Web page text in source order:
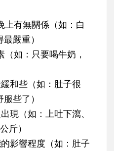
上有無關係（如：白
嚴重）
如：只要喝牛奶，
和些（如：肚子很
些了）
現（如：上吐下瀉、
斤）
影響程度（如：肚子